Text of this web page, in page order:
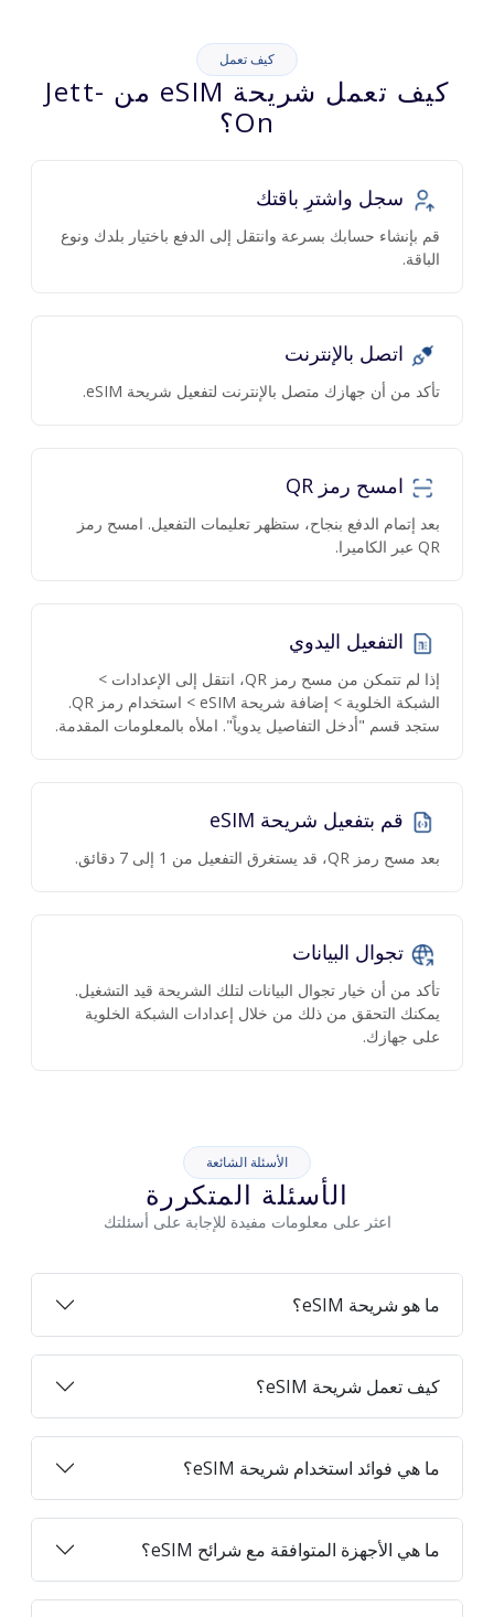
كيف تعمل
كيف تعمل شريحة eSIM من Jett-
On؟
سجل واشترِ باقتك
قم بإنشاء حسابك بسرعة وانتقل إلى الدفع باختيار بلدك ونوع
الباقة.
اتصل بالإنترنت
تأكد من أن جهازك متصل بالإنترنت لتفعيل شريحة eSIM.
امسح رمز QR
بعد إتمام الدفع بنجاح، ستظهر تعليمات التفعيل. امسح رمز
QR عبر الكاميرا.
التفعيل اليدوي
إذا لم تتمكن من مسح رمز QR، انتقل إلى الإعدادات >
الشبكة الخلوية > إضافة شريحة eSIM > استخدام رمز QR.
ستجد قسم "أدخل التفاصيل يدوياً". املأه بالمعلومات المقدمة.
قم بتفعيل شريحة eSIM
بعد مسح رمز QR، قد يستغرق التفعيل من 1 إلى 7 دقائق.
تجوال البيانات
تأكد من أن خيار تجوال البيانات لتلك الشريحة قيد التشغيل.
يمكنك التحقق من ذلك من خلال إعدادات الشبكة الخلوية
على جهازك.
الأسئلة الشائعة
الأسئلة المتكررة
اعثر على معلومات مفيدة للإجابة على أسئلتك
ما هو شريحة eSIM؟
كيف تعمل شريحة eSIM؟
ما هي فوائد استخدام شريحة eSIM؟
ما هي الأجهزة المتوافقة مع شرائح eSIM؟